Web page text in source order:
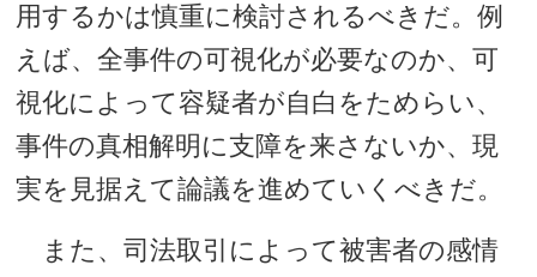
用するかは慎重に検討されるべきだ。例
えば、全事件の可視化が必要なのか、可
視化によって容疑者が自白をためらい、
事件の真相解明に支障を来さないか、現
実を見据えて論議を進めていくべきだ。
また、司法取引によって被害者の感情